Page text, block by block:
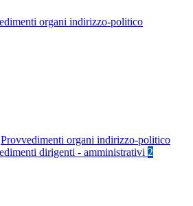
organi indirizzo-politico
Provvedimenti organi indirizzo-politico
dirigenti - amministrativi 2